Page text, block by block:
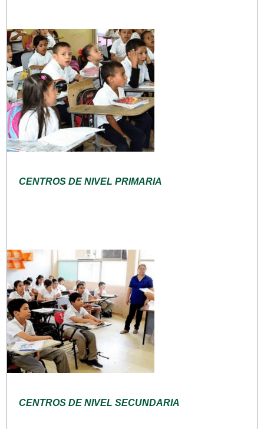
CENTROS DE NIVEL PRIMARIA
CENTROS DE NIVEL SECUNDARIA